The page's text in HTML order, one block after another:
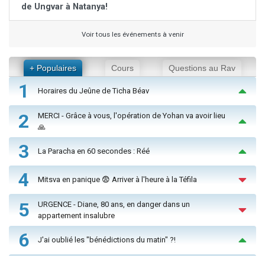
de Ungvar à Natanya!
Voir tous les événements à venir
+ Populaires Cours Questions au Rav
1 Horaires du Jeûne de Ticha Béav
2
MERCI - Grâce à vous, l'opération de Yohan va avoir lieu
🙏
3 La Paracha en 60 secondes : Réé
4 Mitsva en panique 😨 Arriver à l'heure à la Téfila
5
URGENCE - Diane, 80 ans, en danger dans un
appartement insalubre
6 J'ai oublié les "bénédictions du matin" ?!